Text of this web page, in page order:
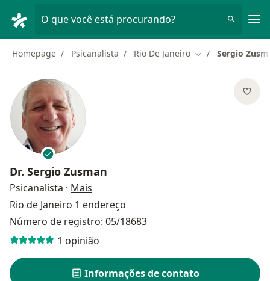
O que você está procurando?
Homepage Psicanalista Rio De Janeiro Mudar de cidade
Sergio
Dr. Sergio Zusman
Psicanalista · Mais
Rio de Janeiro 1 endereço
Número de registro: 05/18683
1 opinião
Informações de contato